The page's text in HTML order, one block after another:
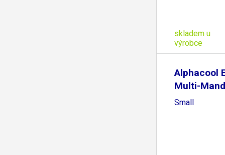
skladem u
výrobce
Alphacool
Multi-
Small